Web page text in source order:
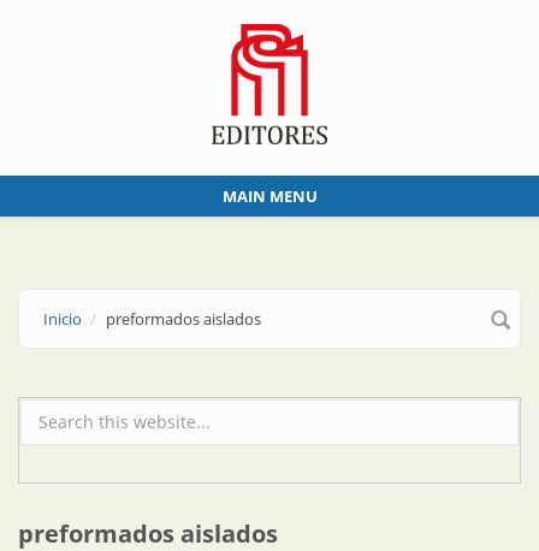
MAIN MENU
Inicio preformados aislados
Formulario de búsqueda
preformados aislados